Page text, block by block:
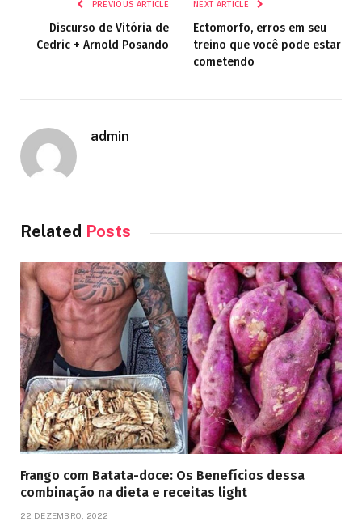
PREVIOUS ARTICLE
Discurso de Vitória de
Cedric + Arnold Posando
NEXT ARTICLE
Ectomorfo, erros em seu
treino que você pode estar
cometendo
admin
Related Posts
Frango com Batata-doce: Os Benefícios dessa
combinação na dieta e receitas light
22 DEZEMBRO, 2022